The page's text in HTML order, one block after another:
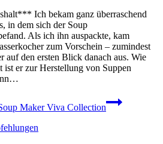
Ich bekam ganz überraschend
in dem sich der Soup
Als ich ihn auspackte, kam
zum Vorschein – zumindest
auf den ersten Blick danach aus. Wie
ist er zur Herstellung von Suppen
Maker Viva Collection